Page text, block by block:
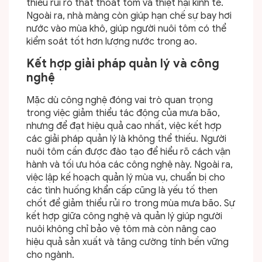
thiểu rủi ro thất thoát tôm và thiệt hại kinh tế.
Ngoài ra, nhà màng còn giúp hạn chế sự bay hơi
nước vào mùa khô, giúp người nuôi tôm có thể
kiểm soát tốt hơn lượng nước trong ao.
Kết hợp giải pháp quản lý và công
nghệ
Mặc dù công nghệ đóng vai trò quan trọng
trong việc giảm thiểu tác động của mưa bão,
nhưng để đạt hiệu quả cao nhất, việc kết hợp
các giải pháp quản lý là không thể thiếu. Người
nuôi tôm cần được đào tạo để hiểu rõ cách vận
hành và tối ưu hóa các công nghệ này. Ngoài ra,
việc lập kế hoạch quản lý mùa vụ, chuẩn bị cho
các tình huống khẩn cấp cũng là yếu tố then
chốt để giảm thiểu rủi ro trong mùa mưa bão. Sự
kết hợp giữa công nghệ và quản lý giúp người
nuôi không chỉ bảo vệ tôm mà còn nâng cao
hiệu quả sản xuất và tăng cường tính bền vững
cho ngành.